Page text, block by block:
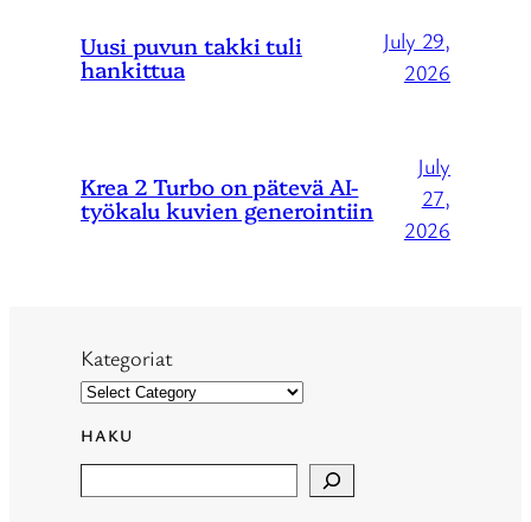
Uusi puvun takki tuli
hankittua
July 29,
2026
Krea 2 Turbo on pätevä AI-
työkalu kuvien generointiin
July
27,
2026
Kategoriat
HAKU